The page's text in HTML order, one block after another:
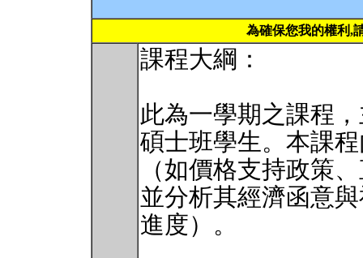
為確保您我的權利,
課程大綱：
此為一學期之課程
碩士班學生。本課
（如價格支持政策
並分析其經濟函意
進度）。